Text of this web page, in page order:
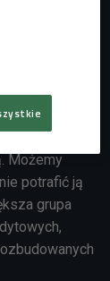
Iga
Biologii
nie potrafią
Możemy
potrafić ją
grupa